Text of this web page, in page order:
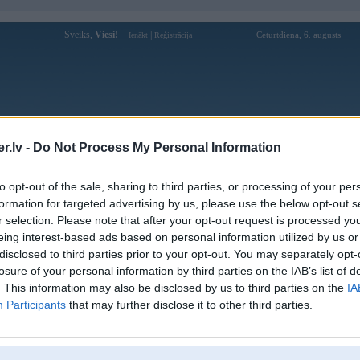
- Do Not Process My Personal Information
opt-out of the sale, sharing to third parties, or processing of your
for targeted advertising by us, please use the below opt-out
selection. Please note that after your opt-out request is processed
interest-based ads based on personal information utilized by us
to third parties prior to your opt-out. You may separately
of your personal information by third parties on the IAB’s list of
This information may also be disclosed by us to third parties on the
Participants that may further disclose it to other third parties.
Sveiks, Viesi! Ienākt Reģistrācija Ceturtdiena, 6. augusts
Forums Galerijas Reģistrācija Lietotāji
Lietotāja racer83 profils
Pēdējo reizi manīts: 21. Jan 2026, 12:42
Lietotājvārds:
racer83
Braucu ar:
mello
Ziņojumi forumā:
[Pēdējie ziņojumi forumā]